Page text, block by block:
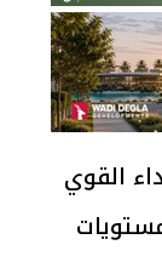
القوي